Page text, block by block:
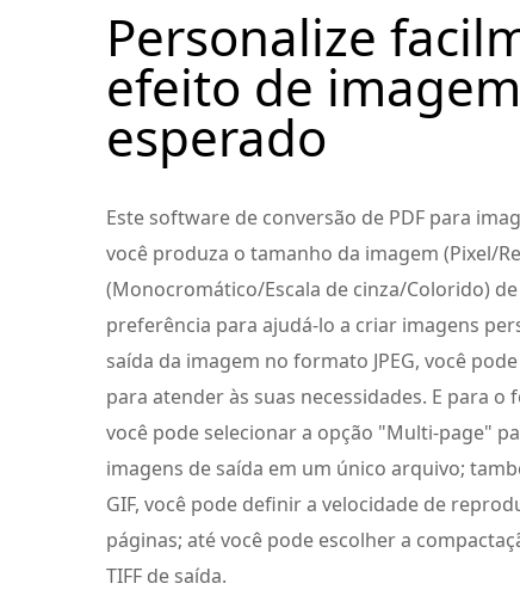
Personalize
efeito de imagem
esperado
Este software de conversão de PDF para
você produza o tamanho da imagem (Pixel/
(Monocromático/Escala de cinza/Colorido)
preferência para ajudá-lo a criar imagens
saída da imagem no formato JPEG, você
para atender às suas necessidades. E para o
você pode selecionar a opção "Multi-page"
imagens de saída em um único arquivo;
GIF, você pode definir a velocidade de
páginas; até você pode escolher a
TIFF de saída.